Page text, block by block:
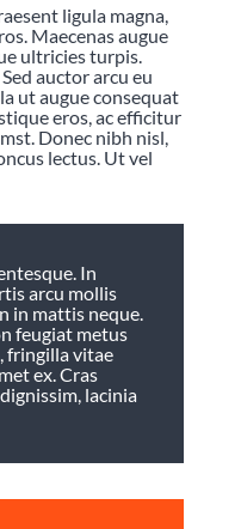
ligula magna,
Maecenas augue
ultricies turpis.
auctor arcu eu
ut augue consequat
eros, ac efficitur
Donec nibh nisl,
lectus. Ut vel
In
arcu mollis
in mattis neque.
feugiat metus
fringilla vitae
ex. Cras
lacinia